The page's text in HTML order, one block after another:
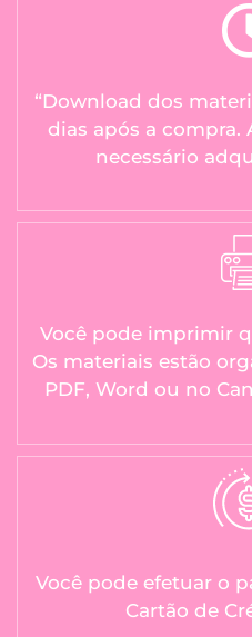
“Download dos
dias após a compra.
necessário
Você pode imprimir
Os materiais estão
PDF, Word ou no
Você pode efetuar o
Cartão de